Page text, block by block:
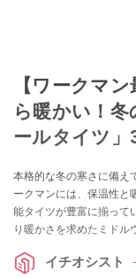
【ワークマ
ら暖かい！
ールタイツ」
本格的な冬の寒さに備え
ークマンには、保温性と
能タイツが豊富に揃って
り暖かさを求めたミドル
イチオシスト